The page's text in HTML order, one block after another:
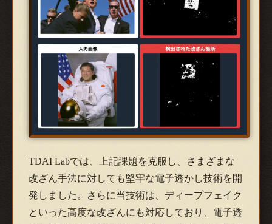
TDAI Labでは、上記課題を克服し、さまざまな
改ざん手法に対しても堅牢な電子透かし技術を開
発しました。さらに当技術は、ディープフェイク
といった高度な改ざんにも対応しており、電子透